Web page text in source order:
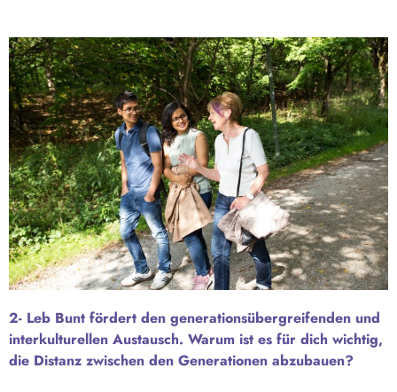
2- Leb Bunt fördert den generationsübergreifenden und
interkulturellen Austausch. Warum ist es für dich wichtig,
die Distanz zwischen den Generationen abzubauen?